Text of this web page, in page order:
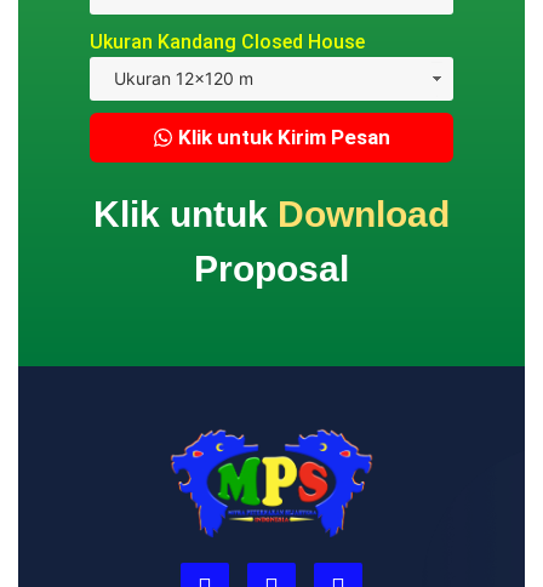
Ukuran Kandang Closed House
Klik untuk Kirim Pesan
Klik untuk Download
Proposal